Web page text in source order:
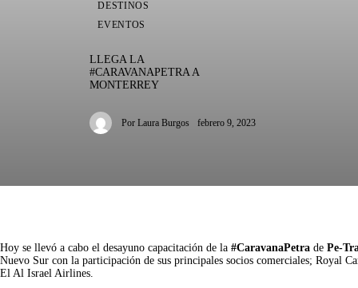
DESTINOS
EVENTOS
LLEGA LA
#CARAVANAPETRA A
MONTERREY
Por Laura Burgos febrero 9, 2023
Hoy se llevó a cabo el desayuno capacitación de la #CaravanaPetra de Pe-
Nuevo Sur con la participación de sus principales socios comerciales; Royal
El Al Israel Airlines.